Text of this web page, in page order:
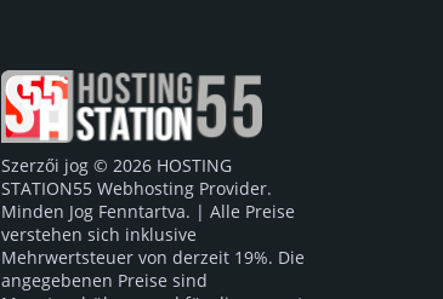
Szerzői jog © 2026 HOSTING
STATION55 Webhosting Provider.
Minden Jog Fenntartva. | Alle Preise
verstehen sich inklusive
Mehrwertsteuer von derzeit 19%. Die
angegebenen Preise sind